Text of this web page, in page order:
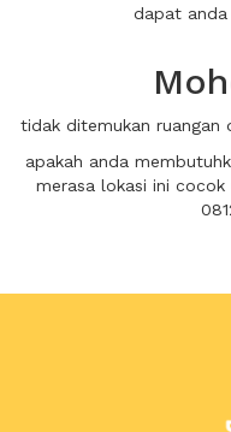
dapat anda
tidak ditemukan ruangan
apakah anda
merasa lokasi ini